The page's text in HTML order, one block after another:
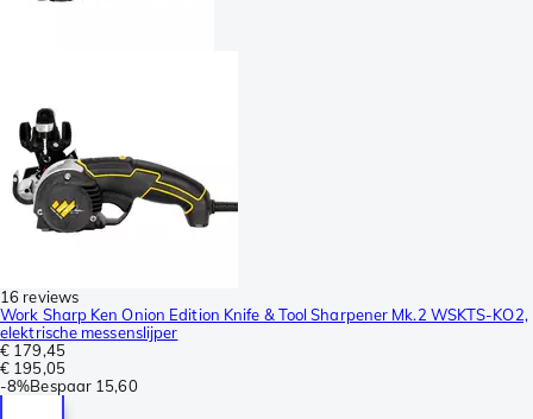
16 reviews
Work Sharp Ken Onion Edition Knife & Tool Sharpener Mk.2 WSKTS-KO2,
elektrische messenslijper
€ 179,45
€ 195,05
-8%Bespaar 15,60